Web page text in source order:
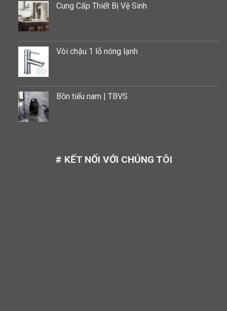
Cung Cấp Thiết Bị Vệ Sinh
Vòi chậu 1 lỗ nóng lạnh
Bồn tiểu nam | TBVS
# KẾT NỐI VỚI CHÚNG TÔI